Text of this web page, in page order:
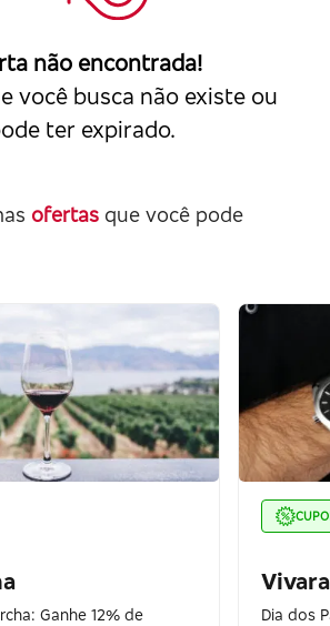
não encontrada!
você busca não existe ou
ter expirado.
ofertas que você pode
Ganhe 12% de
Vivara
Dia dos